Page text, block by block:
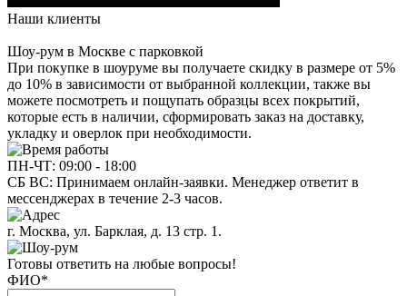
Наши клиенты
Шоу-рум в Москве с парковкой
При покупке в шоуруме вы получаете скидку в размере от 5%
до 10% в зависимости от выбранной коллекции, также вы
можете посмотреть и пощупать образцы всех покрытий,
которые есть в наличии, сформировать заказ на доставку,
укладку и оверлок при необходимости.
ПН-ЧТ: 09:00 - 18:00
СБ ВС: Принимаем онлайн-заявки. Менеджер ответит в
мессенджерах в течение 2-3 часов.
г. Москва, ул. Барклая, д. 13 стр. 1.
Готовы ответить на любые вопросы!
ФИО*